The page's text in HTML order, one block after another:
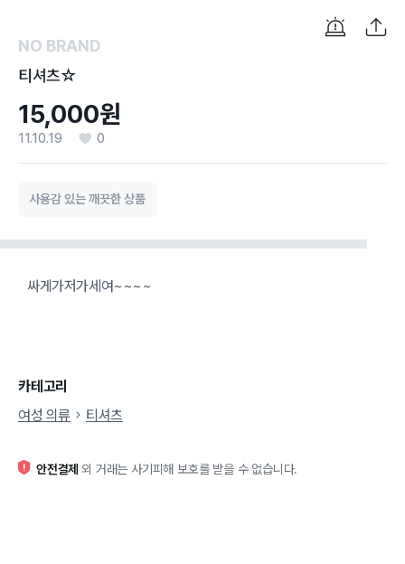
NO BRAND
티셔츠☆
15,000원
11.10.19 0
사용감 있는 깨끗한 상품
싸게가저가세여~~~~
카테고리
여성 의류
티셔츠
안전결제 외 거래는 사기피해 보호를 받을 수 없습니다.